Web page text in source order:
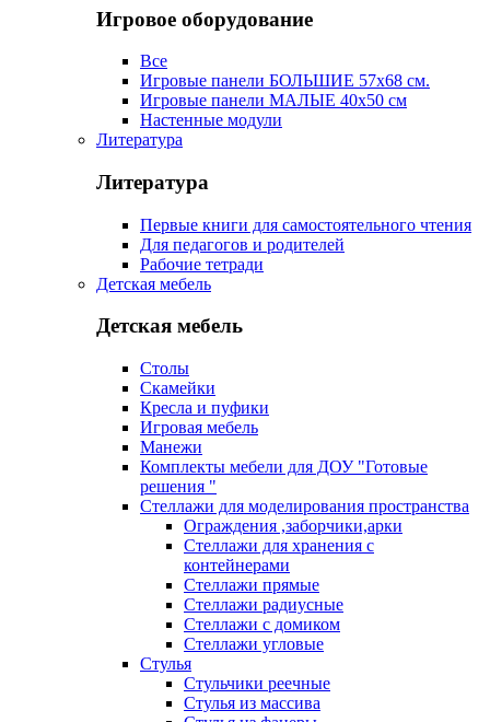
Игровое оборудование
Все
Игровые панели БОЛЬШИЕ 57х68 см.
Игровые панели МАЛЫЕ 40х50 см
Настенные модули
Литература
Литература
Первые книги для самостоятельного чтения
Для педагогов и родителей
Рабочие тетради
Детская мебель
Детская мебель
Столы
Скамейки
Кресла и пуфики
Игровая мебель
Манежи
Комплекты мебели для ДОУ "Готовые
решения "
Стеллажи для моделирования пространства
Ограждения ,заборчики,арки
Стеллажи для хранения с
контейнерами
Стеллажи прямые
Стеллажи радиусные
Стеллажи с домиком
Стеллажи угловые
Стулья
Стульчики реечные
Стулья из массива